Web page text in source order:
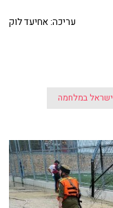
עריכה: אחיעד לוק
ישראל במלחמה